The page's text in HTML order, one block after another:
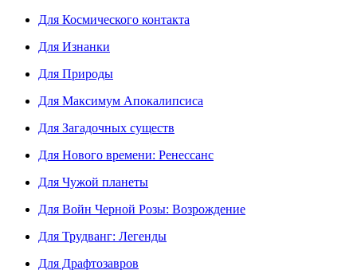
Для Космического контакта
Для Изнанки
Для Природы
Для Максимум Апокалипсиса
Для Загадочных существ
Для Нового времени: Ренессанс
Для Чужой планеты
Для Войн Черной Розы: Возрождение
Для Трудванг: Легенды
Для Драфтозавров